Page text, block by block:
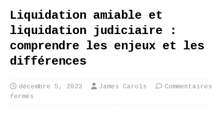
Liquidation amiable et
liquidation judiciaire :
comprendre les enjeux et les
différences
décembre 5, 2023 James Carols
Commentaires
fermés